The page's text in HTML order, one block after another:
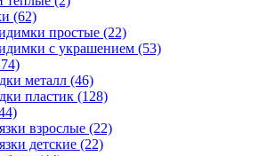
(62)
простые (22)
с украшением (53)
металл (46)
пластик (128)
взрослые (22)
детские (22)